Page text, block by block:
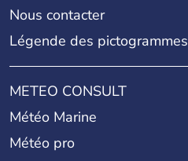
Nous contacter
Légende des pictogrammes
METEO CONSULT
Météo Marine
Météo pro